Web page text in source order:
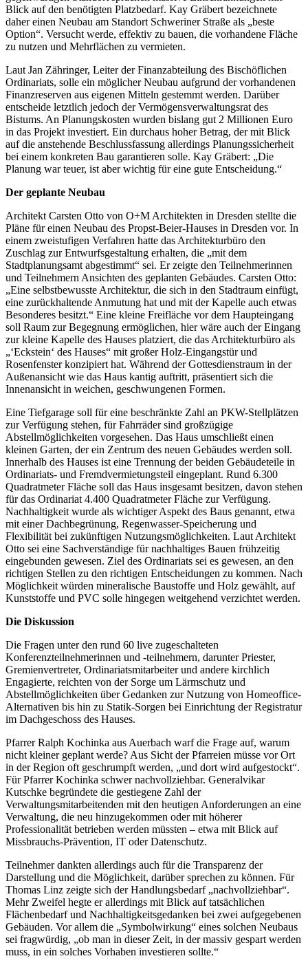
Blick auf den benötigten Platzbedarf. Kay Gräbert bezeichnete
daher einen Neubau am Standort Schweriner Straße als „beste
Option“. Versucht werde, effektiv zu bauen, die vorhandene Fläche
zu nutzen und Mehrflächen zu vermieten.
Laut Jan Zähringer, Leiter der Finanzabteilung des Bischöflichen
Ordinariats, solle ein möglicher Neubau aufgrund der vorhandenen
Finanzreserven aus eigenen Mitteln gestemmt werden. Darüber
entscheide letztlich jedoch der Vermögensverwaltungsrat des
Bistums. An Planungskosten wurden bislang gut 2 Millionen Euro
in das Projekt investiert. Ein durchaus hoher Betrag, der mit Blick
auf die anstehende Beschlussfassung allerdings Planungssicherheit
bei einem konkreten Bau garantieren solle. Kay Gräbert: „Die
Planung war teuer, ist aber wichtig für eine gute Entscheidung.“
Der geplante Neubau
Architekt Carsten Otto von O+M Architekten in Dresden stellte die
Pläne für einen Neubau des Propst-Beier-Hauses in Dresden vor. In
einem zweistufigen Verfahren hatte das Architekturbüro den
Zuschlag zur Entwurfsgestaltung erhalten, die „mit dem
Stadtplanungsamt abgestimmt“ sei. Er zeigte den Teilnehmerinnen
und Teilnehmern Ansichten des geplanten Gebäudes. Carsten Otto:
„Eine selbstbewusste Architektur, die sich in den Stadtraum einfügt,
eine zurückhaltende Anmutung hat und mit der Kapelle auch etwas
Besonderes besitzt.“ Eine kleine Freifläche vor dem Haupteingang
soll Raum zur Begegnung ermöglichen, hier wäre auch der Eingang
zur kleine Kapelle des Hauses platziert, die das Architekturbüro als
„‘Eckstein‘ des Hauses“ mit großer Holz-Eingangstür und
Rosenfenster konzipiert hat. Während der Gottesdienstraum in der
Außenansicht wie das Haus kantig auftritt, präsentiert sich die
Innenansicht in weichen, geschwungenen Formen.
Eine Tiefgarage soll für eine beschränkte Zahl an PKW-Stellplätzen
zur Verfügung stehen, für Fahrräder sind großzügige
Abstellmöglichkeiten vorgesehen. Das Haus umschließt einen
kleinen Garten, der ein Zentrum des neuen Gebäudes werden soll.
Innerhalb des Hauses ist eine Trennung der beiden Gebäudeteile in
Ordinariats- und Fremdvermietungsteil eingeplant. Rund 6.300
Quadratmeter Fläche soll das Haus insgesamt besitzen, davon stehen
für das Ordinariat 4.400 Quadratmeter Fläche zur Verfügung.
Nachhaltigkeit wurde als wichtiger Aspekt des Baus genannt, etwa
mit einer Dachbegrünung, Regenwasser-Speicherung und
Flexibilität bei zukünftigen Nutzungsmöglichkeiten. Laut Architekt
Otto sei eine Sachverständige für nachhaltiges Bauen frühzeitig
eingebunden gewesen. Ziel des Ordinariats sei es gewesen, an den
richtigen Stellen zu den richtigen Entscheidungen zu kommen. Nach
Möglichkeit würden mineralische Baustoffe und Holz gewählt, auf
Kunststoffe und PVC solle hingegen weitgehend verzichtet werden.
Die Diskussion
Die Fragen unter den rund 60 live zugeschalteten
Konferenzteilnehmerinnen und -teilnehmern, darunter Priester,
Gremienvertreter, Ordinariatsmitarbeiter und andere kirchlich
Engagierte, reichten von der Sorge um Lärmschutz und
Abstellmöglichkeiten über Gedanken zur Nutzung von Homeoffice-
Alternativen bis hin zu Statik-Sorgen bei Einrichtung der Registratur
im Dachgeschoss des Hauses.
Pfarrer Ralph Kochinka aus Auerbach warf die Frage auf, warum
nicht kleiner geplant werde? Aus Sicht der Pfarreien müsse vor Ort
in der Region oft geschrumpft werden, „und dort wird aufgestockt“.
Für Pfarrer Kochinka schwer nachvollziehbar. Generalvikar
Kutschke begründete die gestiegene Zahl der
Verwaltungsmitarbeitenden mit den heutigen Anforderungen an eine
Verwaltung, die neu hinzugekommen oder mit höherer
Professionalität betrieben werden müssten – etwa mit Blick auf
Missbrauchs-Prävention, IT oder Datenschutz.
Teilnehmer dankten allerdings auch für die Transparenz der
Darstellung und die Möglichkeit, darüber sprechen zu können. Für
Thomas Linz zeigte sich der Handlungsbedarf „nachvollziehbar“.
Mehr Zweifel hegte er allerdings mit Blick auf tatsächlichen
Flächenbedarf und Nachhaltigkeitsgedanken bei zwei aufgegebenen
Gebäuden. Vor allem die „Symbolwirkung“ eines solchen Neubaus
sei fragwürdig, „ob man in dieser Zeit, in der massiv gespart werden
muss, in ein solches Vorhaben investieren sollte.“